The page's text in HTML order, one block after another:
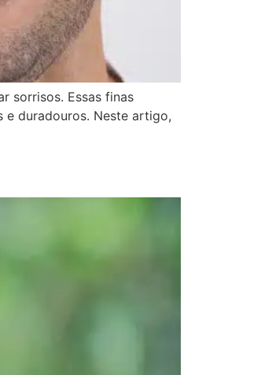
sorrisos. Essas finas
e duradouros. Neste artigo,